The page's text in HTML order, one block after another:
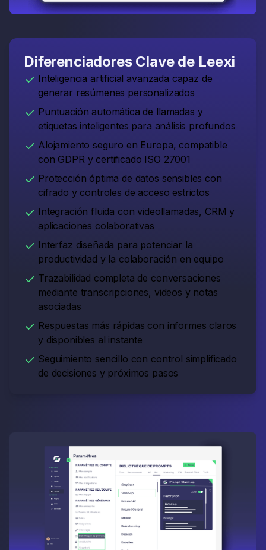
Diferenciadores Clave de Leexi
Inteligencia artificial avanzada capaz de
generar resúmenes personalizados
Puntuación automática de llamadas y
etiquetas inteligentes para análisis profundos
Alojamiento seguro en Europa, compatible
con GDPR y certificado ISO 27001
Protección óptima de datos sensibles con
cifrado y controles de acceso estrictos
Integración fluida con videollamadas, CRM y
aplicaciones colaborativas
Interfaz diseñada para potenciar la
productividad y la colaboración en equipo
Trazabilidad completa de conversaciones
mediante transcripciones, videos y notas
asociadas
Respuestas más rápidas con informes claros
y disponibles al instante
Seguimiento sencillo con control simplificado
de decisiones y próximos pasos